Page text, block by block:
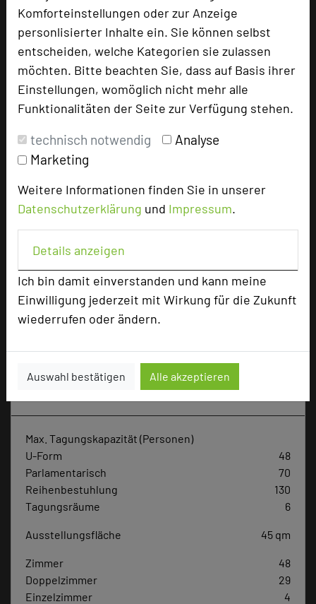
Komforteinstellungen oder zur Anzeige
personlisierter Inhalte ein. Sie können selbst
entscheiden, welche Kategorien sie zulassen
möchten. Bitte beachten Sie, dass auf Basis ihrer
Einstellungen, womöglich nicht mehr alle
Funktionalitäten der Seite zur Verfügung stehen.
technisch notwendig
Analyse
Marketing
Weitere Informationen finden Sie in unserer
Datenschutzerklärung und Impressum.
Details anzeigen
Ich bin damit einverstanden und kann meine
Einwilligung jederzeit mit Wirkung für die Zukunft
wiederrufen oder ändern.
Auswahl bestätigen Alle akzeptieren
66500 Hornbach
phone +49 6338 91010-55
mail Email
language Homepage
zur Tagungsanfrage hinzufügen
Bewertung
Tagungsteilnehmer
Max. Tagungskapazität (Personen)
U-Form
48
Parlamentarisch
70
Reihenbestuhlung
130
Tagungsräume
6
Ausstellungsfläche 45 qm
Zimmer
48
Doppelzimmer
29
Einzelzimmer
4